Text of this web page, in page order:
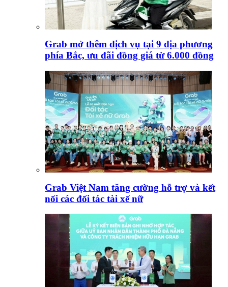
Grab mở thêm dịch vụ tại 9 địa phương
phía Bắc, ưu đãi đồng giá từ 6.000 đồng
Grab Việt Nam tăng cường hỗ trợ và kết
nối các đối tác tài xế nữ